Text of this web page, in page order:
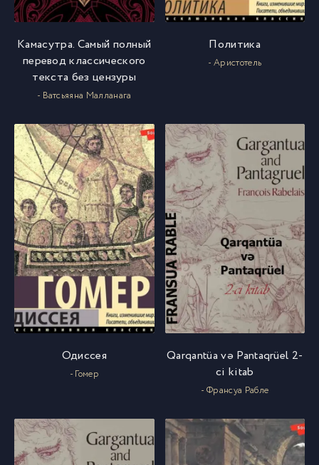
Камасутра. Самый полный
перевод классического
текста без цензуры
- Ватсьяяна Малланага
Политика
- Аристотель
Одиссея
- Гомер
Qarqantüa və Pantaqrüel 2-
ci kitab
- Франсуа Рабле